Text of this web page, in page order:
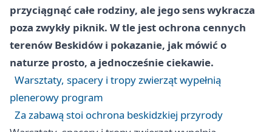
przyciągnąć całe rodziny, ale jego sens wykracza
poza zwykły piknik. W tle jest ochrona cennych
terenów Beskidów i pokazanie, jak mówić o
naturze prosto, a jednocześnie ciekawie.
Warsztaty, spacery i tropy zwierząt wypełnią
plenerowy program
Za zabawą stoi ochrona beskidzkiej przyrody